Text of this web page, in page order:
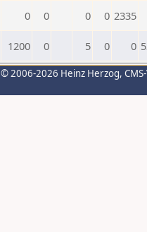
0 0 0 0 2335
1200 0 5 0 0
© 2006-2026 Heinz Herzog,